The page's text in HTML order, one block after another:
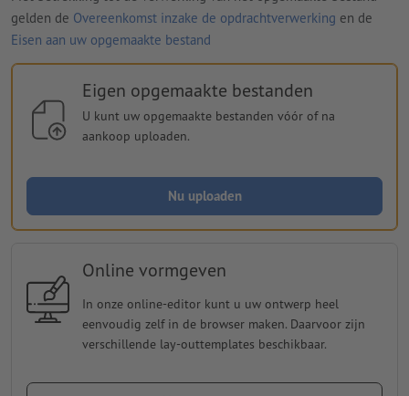
gelden de Overeenkomst inzake de opdrachtverwerking en de
Eisen aan uw opgemaakte bestand
Eigen opgemaakte bestanden
U kunt uw opgemaakte bestanden vóór of na
aankoop uploaden.
Nu uploaden
Online vormgeven
In onze online-editor kunt u uw ontwerp heel
eenvoudig zelf in de browser maken. Daarvoor zijn
verschillende lay-outtemplates beschikbaar.